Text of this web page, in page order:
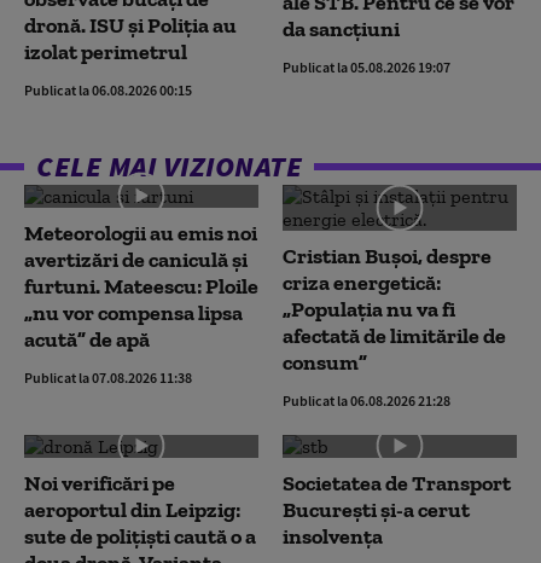
dronă. ISU și Poliția au
izolat perimetrul
Publicat la 06.08.2026 00:15
da sancțiuni
Publicat la 05.08.2026 19:07
CELE MAI VIZIONATE
Meteorologii au emis noi
avertizări de caniculă și
furtuni. Mateescu: Ploile
„nu vor compensa lipsa
acută” de apă
Publicat la 07.08.2026 11:38
Cristian Bușoi, despre
criza energetică:
„Populația nu va fi
afectată de limitările de
consum”
Publicat la 06.08.2026 21:28
Noi verificări pe
aeroportul din Leipzig:
sute de polițiști caută o a
Societatea de Transport
București și-a cerut
insolvența